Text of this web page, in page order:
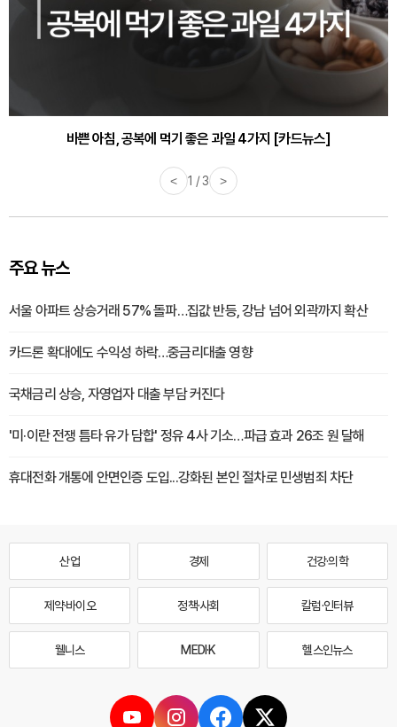
바쁜 아침, 공복에 먹기 좋은 과일 4가지 [카드뉴스]
30대부터 유병률 2배...여자에게 꼭 필요한 검사는? [카드뉴스]
< 1 / 3 >
주요 뉴스
서울 아파트 상승거래 57% 돌파…집값 반등, 강남 넘어 외곽까지 확산
카드론 확대에도 수익성 하락…중금리대출 영향
국채금리 상승, 자영업자 대출 부담 커진다
'미·이란 전쟁 틈타 유가 담합' 정유 4사 기소…파급 효과 26조 원 달해
휴대전화 개통에 안면인증 도입...강화된 본인 절차로 민생범죄 차단
산업 경제 건강·의학
제약·바이오 정책·사회 칼럼·인터뷰
웰니스 MEDI·K 헬스인뉴스